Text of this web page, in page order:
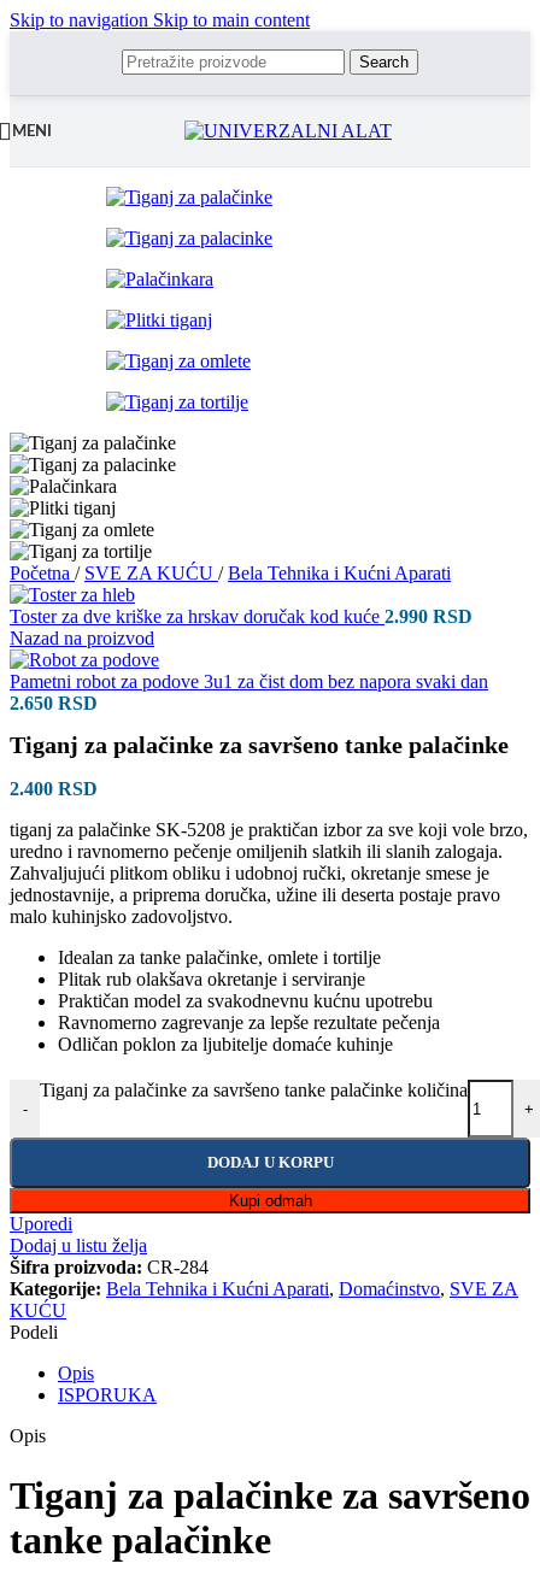
Skip to navigation Skip to main content
Search
MENI
Početna / SVE ZA KUĆU / Bela Tehnika i Kućni Aparati
Toster za dve kriške za hrskav doručak kod kuće 2.990 RSD
Nazad na proizvod
Pametni robot za podove 3u1 za čist dom bez napora svaki dan
2.650 RSD
Tiganj za palačinke za savršeno tanke palačinke
2.400 RSD
tiganj za palačinke SK-5208 je praktičan izbor za sve koji vole brzo,
uredno i ravnomerno pečenje omiljenih slatkih ili slanih zalogaja.
Zahvaljujući plitkom obliku i udobnoj ručki, okretanje smese je
jednostavnije, a priprema doručka, užine ili deserta postaje pravo
malo kuhinjsko zadovoljstvo.
Idealan za tanke palačinke, omlete i tortilje
Plitak rub olakšava okretanje i serviranje
Praktičan model za svakodnevnu kućnu upotrebu
Ravnomerno zagrevanje za lepše rezultate pečenja
Odličan poklon za ljubitelje domaće kuhinje
-
Tiganj za palačinke za savršeno tanke palačinke količina
+
DODAJ U KORPU
Kupi odmah
Uporedi
Dodaj u listu želja
Šifra proizvoda: CR-284
Kategorije: Bela Tehnika i Kućni Aparati, Domaćinstvo, SVE ZA
KUĆU
Podeli
Opis
ISPORUKA
Opis
Tiganj za palačinke za savršeno
tanke palačinke